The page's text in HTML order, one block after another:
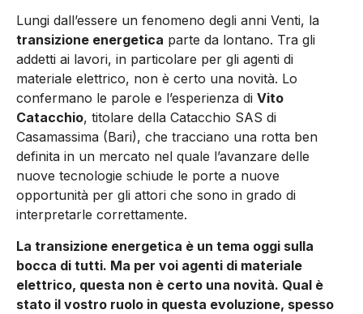
Lungi dall’essere un fenomeno degli anni Venti, la
transizione energetica parte da lontano. Tra gli
addetti ai lavori, in particolare per gli agenti di
materiale elettrico, non è certo una novità. Lo
confermano le parole e l’esperienza di Vito
Catacchio, titolare della Catacchio SAS di
Casamassima (Bari), che tracciano una rotta ben
definita in un mercato nel quale l’avanzare delle
nuove tecnologie schiude le porte a nuove
opportunità per gli attori che sono in grado di
interpretarle correttamente.
La transizione energetica è un tema oggi sulla
bocca di tutti. Ma per voi agenti di materiale
elettrico, questa non è certo una novità. Qual è
stato il vostro ruolo in questa evoluzione, spesso